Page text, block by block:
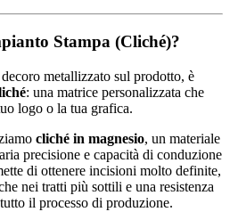
Stampa (Cliché)?
metallizzato sul prodotto, è
: una matrice personalizzata che
logo o la tua grafica.
cliché in magnesio, un materiale
precisione e capacità di conduzione
di ottenere incisioni molto definite,
nei tratti più sottili e una resistenza
il processo di produzione.